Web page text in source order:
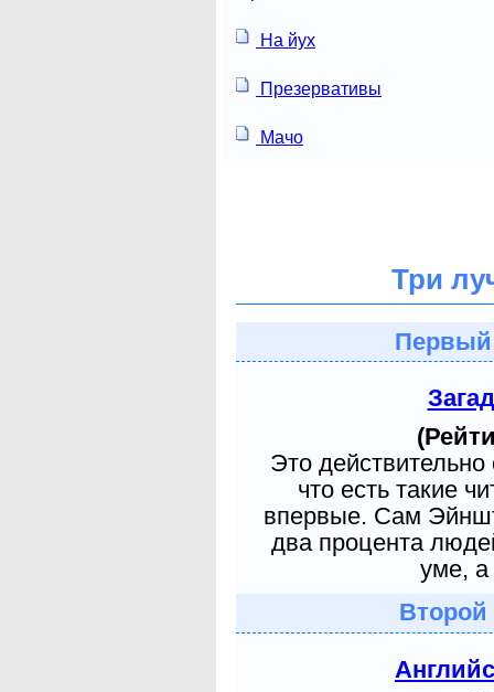
На йух
Презервативы
Мачо
Три
Это
что есть такие
впервые. Сам
два процента
уме, а